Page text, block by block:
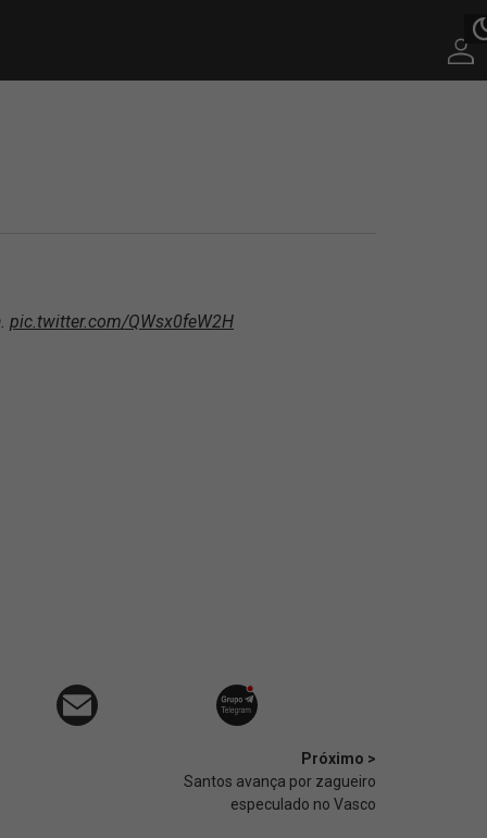
pic.twitter.com/QWsx0feW2H
Próximo >
Santos avança por zagueiro
especulado no Vasco